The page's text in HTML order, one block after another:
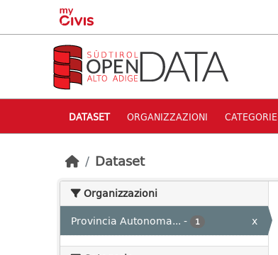
Skip to main content
DATASET ORGANIZZAZIONI CATEGORIE
Dataset
Organizzazioni
Provincia Autonoma... - 1 x